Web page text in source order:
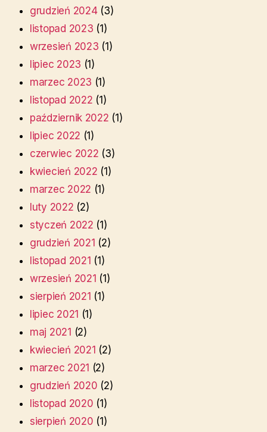
grudzień 2024(3)
listopad 2023 (1)
wrzesień 2023 (1)
lipiec 2023 (1)
marzec 2023 (1)
listopad 2022 (1)
październik 2022 (1)
lipiec 2022 (1)
czerwiec 2022 (3)
kwiecień 2022 (1)
marzec 2022 (1)
luty 2022 (2)
styczeń 2022 (1)
grudzień 2021 (2)
listopad 2021 (1)
wrzesień 2021 (1)
sierpień 2021 (1)
lipiec 2021 (1)
maj 2021 (2)
kwiecień 2021 (2)
marzec 2021 (2)
grudzień 2020 (2)
listopad 2020 (1)
sierpień 2020 (1)